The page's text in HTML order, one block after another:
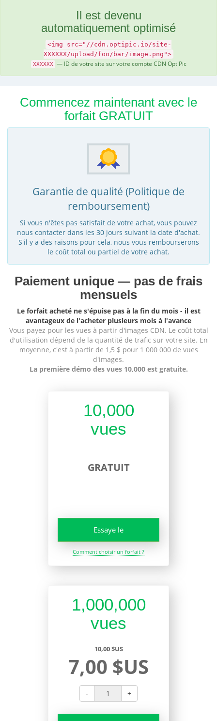
Il est devenu
automatiquement optimisé
<img src="//cdn.optipic.io/site-
XXXXXX/upload/foo/bar/image.png">
XXXXXX — ID de votre site sur votre compte CDN OptiPic
Commencez maintenant avec le
forfait GRATUIT
Garantie de qualité (Politique de
remboursement)
Si vous n'êtes pas satisfait de votre achat, vous pouvez
nous contacter dans les 30 jours suivant la date d'achat.
S'il y a des raisons pour cela, nous vous rembourserons
le coût total ou partiel de votre achat.
Paiement unique — pas de frais
mensuels
Le forfait acheté ne s'épuise pas à la fin du mois - il est
avantageux de l'acheter plusieurs mois à l'avance
Vous payez pour les vues à partir d'images CDN. Le coût total
d'utilisation dépend de la quantité de trafic sur votre site. En
moyenne, c'est à partir de 1,5 $ pour 1 000 000 de vues
d'images.
La première démo des vues 10,000 est gratuite.
10,000
vues
GRATUIT
Essaye le
Comment choisir un forfait ?
1,000,000
vues
10,00 $US
7,00 $US
- +